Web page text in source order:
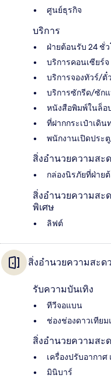
ศูนย์ธุรกิจ
บริการ
ฝ่ายต้อนรับ 24 ชั่ว
บริการคอนเซียร์จ
บริการจองทัวร์/ตั๋ว
บริการซักรีด/ซักแ
หนังสือพิมพ์ในล็อ
ที่ฝากกระเป๋าเดิน
พนักงานเปิดประ
สิ่งอำนวยความสะ
กล่องนิรภัยที่ฝ่าย
สิ่งอำนวยความสะ
พิเศษ
ลิฟต์
สิ่งอำนวยความสะด
รับความบันเทิง
ทีวีจอแบน
ช่องช่องดาวเทีย
สิ่งอำนวยความสะ
เครื่องปรับอากา
มินิบาร์